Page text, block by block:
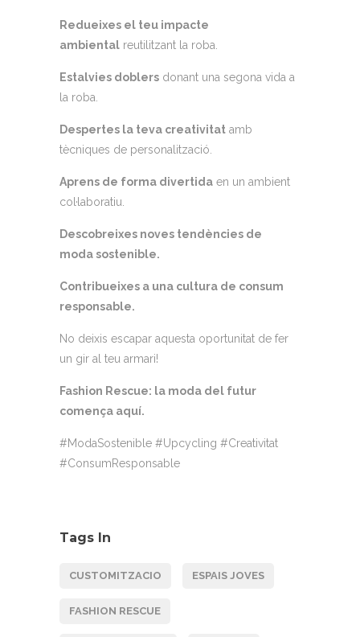
Redueixes el teu impacte
ambiental reutilitzant la roba.
Estalvies doblers donant una segona vida a
la roba.
Despertes la teva creativitat amb
tècniques de personalització.
Aprens de forma divertida en un ambient
col·laboratiu.
Descobreixes noves tendències de
moda sostenible.
Contribueixes a una cultura de consum
responsable.
No deixis escapar aquesta oportunitat de fer
un gir al teu armari!
Fashion Rescue: la moda del futur
comença aquí.
#ModaSostenible #Upcycling #Creativitat
#ConsumResponsable
Tags In
CUSTOMITZACIO ESPAIS JOVES
FASHION RESCUE